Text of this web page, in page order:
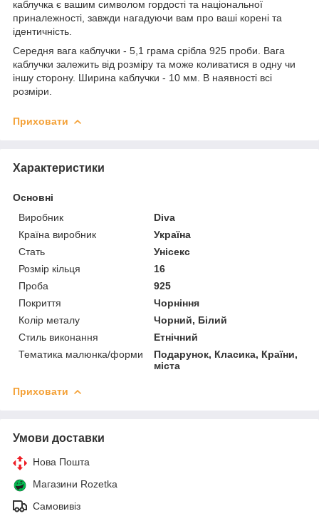
каблучка є вашим символом гордості та національної
приналежності, завжди нагадуючи вам про ваші корені та
ідентичність.
Середня вага каблучки - 5,1 грама срібла 925 проби. Вага
каблучки залежить від розміру та може коливатися в одну чи
іншу сторону. Ширина каблучки - 10 мм. В наявності всі
розміри.
Приховати
Характеристики
Основні
Виробник
Diva
Країна виробник
Україна
Стать
Унісекс
Розмір кільця
16
Проба
925
Покриття
Чорніння
Колір металу
Чорний, Білий
Стиль виконання
Етнічний
Тематика малюнка/форми
Подарунок, Класика, Країни,
міста
Приховати
Умови доставки
Нова Пошта
Магазини Rozetka
Самовивіз